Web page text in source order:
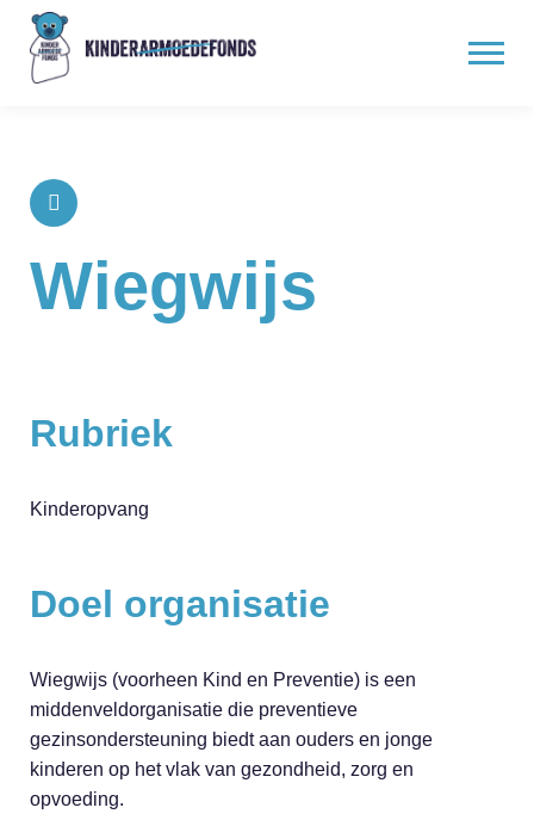
Wiegwijs
Rubriek
Kinderopvang
Doel organisatie
Wiegwijs (voorheen Kind en Preventie) is een
middenveldorganisatie die preventieve
gezinsondersteuning biedt aan ouders en jonge
kinderen op het vlak van gezondheid, zorg en
opvoeding.